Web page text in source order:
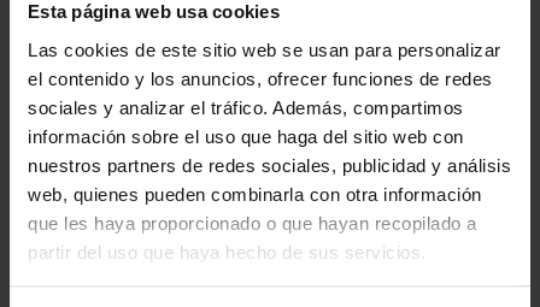
Esta página web usa cookies
Las cookies de este sitio web se usan para personalizar
el contenido y los anuncios, ofrecer funciones de redes
sociales y analizar el tráfico. Además, compartimos
información sobre el uso que haga del sitio web con
nuestros partners de redes sociales, publicidad y análisis
web, quienes pueden combinarla con otra información
que les haya proporcionado o que hayan recopilado a
partir del uso que haya hecho de sus servicios.
SUSCRIPCIÓN
CAPITALES DE
PROVINCIA 1
949,00 €
SUSCRIPCIÓN
CAPITALES DE
PROVINCIA 2
949,00 €